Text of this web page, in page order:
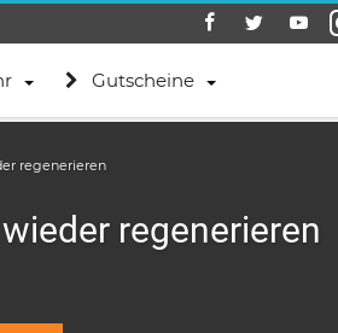
Gutscheine
regenerieren
regenerieren